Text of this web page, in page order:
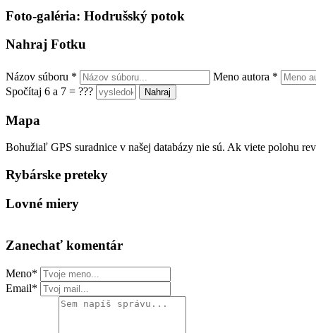
Foto-galéria: Hodrušský potok
Nahraj Fotku
Názov súboru * Meno autora *
Spočítaj 6 a 7 = ???
Mapa
Bohužiaľ GPS suradnice v našej databázy nie sú. Ak viete polohu
Rybárske preteky
Lovné miery
Zanechať komentár
Meno*
Email*